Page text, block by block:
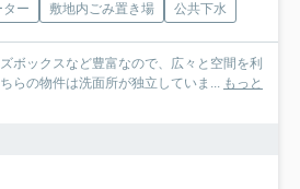
ター 敷地内ごみ置き場 公共下水
ボックスなど豊富なので、広々と空間を利
らの物件は洗面所が独立していま... もっと